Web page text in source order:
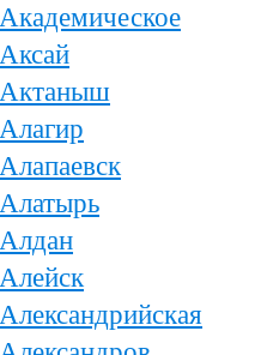
Академическое
Аксай
Актаныш
Алагир
Алапаевск
Алатырь
Алдан
Алейск
Александрийская